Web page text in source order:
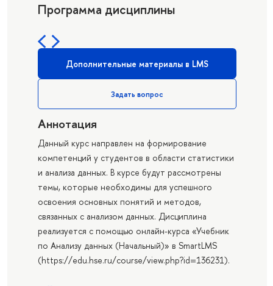
Программа дисциплины
Дополнительные материалы в LMS
Задать вопрос
Аннотация
Данный курс направлен на формирование
компетенций у студентов в области статистики
и анализа данных. В курсе будут рассмотрены
темы, которые необходимы для успешного
освоения основных понятий и методов,
связанных с анализом данных. Дисциплина
реализуется с помощью онлайн-курса «Учебник
по Анализу данных (Начальный)» в SmartLMS
(https://edu.hse.ru/course/view.php?id=136231).